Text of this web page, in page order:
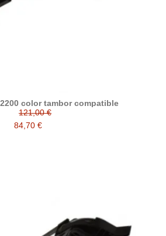
color tambor compatible
121,00 €
84,70 €